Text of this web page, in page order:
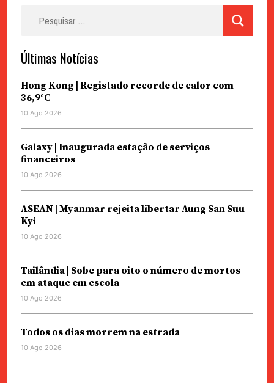
Últimas Notícias
Hong Kong | Registado recorde de calor com
36,9°C
10 Ago 2026
Galaxy | Inaugurada estação de serviços
financeiros
10 Ago 2026
ASEAN | Myanmar rejeita libertar Aung San Suu
Kyi
10 Ago 2026
Tailândia | Sobe para oito o número de mortos
em ataque em escola
10 Ago 2026
Todos os dias morrem na estrada
10 Ago 2026